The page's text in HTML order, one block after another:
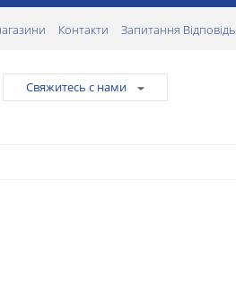
Контакти Запитання Відповідь
Свяжитесь с нами